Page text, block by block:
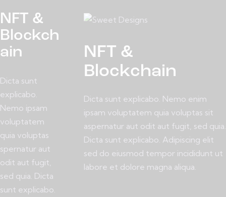
NFT &
Blockch
ain
Dicta sunt
explicabo.
Nemo ipsam
voluptatem
quia voluptas
spernatur aut
odit aut fugit,
sed quia. Dicta
sunt explicabo.
NFT &
Blockchain
Dicta sunt explicabo. Nemo enim
ipsam voluptatem quia voluptas sit
aspernatur aut odit aut fugit, sed quia.
Dicta sunt explicabo. Adipiscing elit
sed do eiusmod tempor incididunt ut
labore et dolore magna aliqua.